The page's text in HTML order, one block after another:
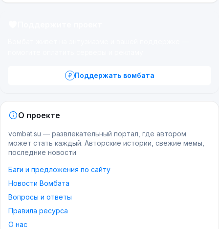
Поддержать вомбата
О проекте
vombat.su — развлекательный портал, где автором
может стать каждый. Авторские истории, свежие мемы,
последние новости
Баги и предложения по сайту
Новости Вомбата
Вопросы и ответы
Правила ресурса
О нас